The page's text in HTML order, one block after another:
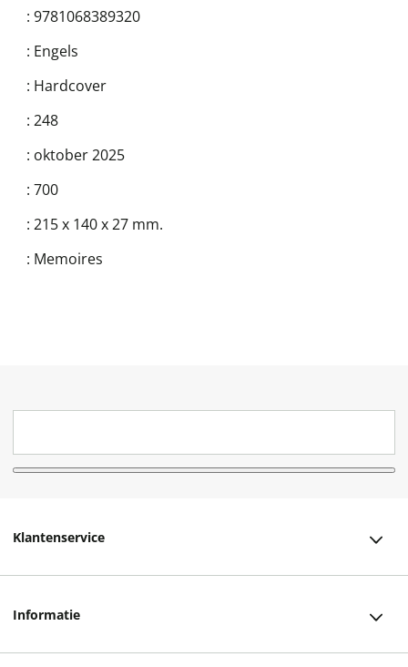
: 9781068389320
: Engels
: Hardcover
: 248
: oktober 2025
: 700
: 215 x 140 x 27 mm.
: Memoires
Klantenservice
Informatie